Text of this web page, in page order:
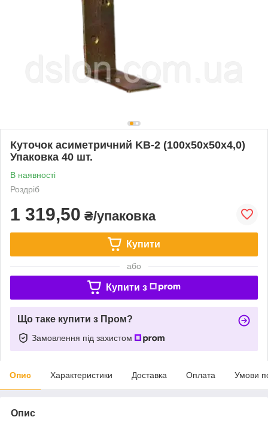
Куточок асиметричний KB-2 (100х50х50х4,0)
Упаковка 40 шт.
В наявності
Роздріб
1 319,50 ₴/упаковка
Купити
або
Купити з
Що таке купити з Пром?
Замовлення під захистом
Опис Характеристики Доставка Оплата Умови
Опис